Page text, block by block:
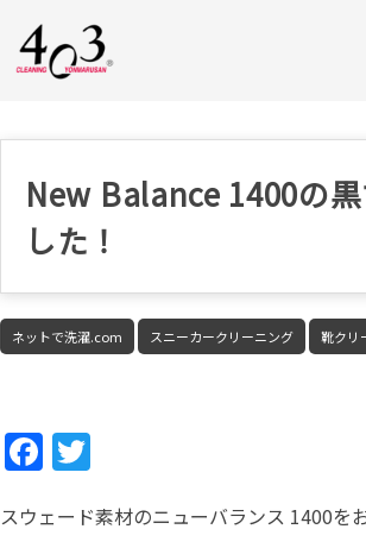
New Balance 1400の
した！
ネットで洗濯.com スニーカークリーニング 靴クリ
Fac
ok
スウェード素材のニューバランス 1400を